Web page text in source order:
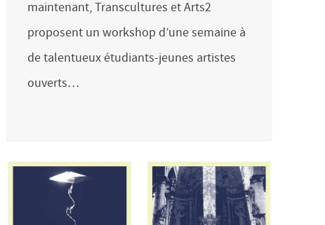
maintenant, Transcultures et Arts2
proposent un workshop d’une semaine à
de talentueux étudiants-jeunes artistes
ouverts…